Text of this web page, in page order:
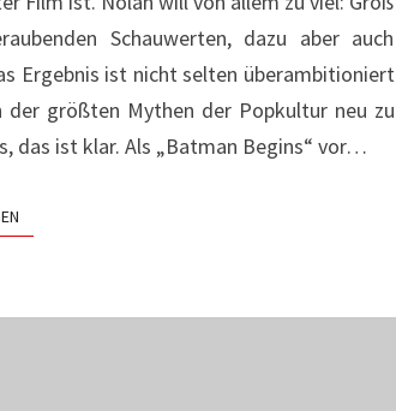
Schauwerten, dazu aber auch
Ergebnis ist nicht selten überambitioniert
größten Mythen der Popkultur neu zu
das ist klar. Als „Batman Begins“ vor…